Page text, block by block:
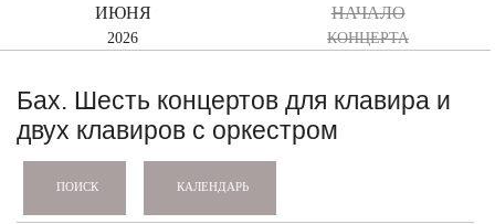
ИЮНЯ
2026
НАЧАЛО
КОНЦЕРТА
Бах. Шесть концертов для клавира и
двух клавиров с оркестром
ПОИСК КАЛЕНДАРЬ